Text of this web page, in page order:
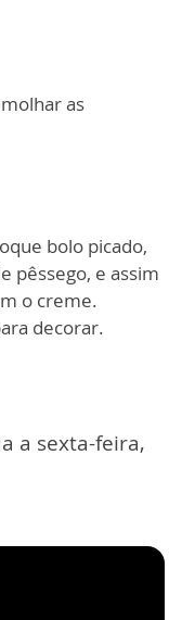
as
bolo picado,
pêssego, e assim
o creme.
decorar.
a sexta-feira,